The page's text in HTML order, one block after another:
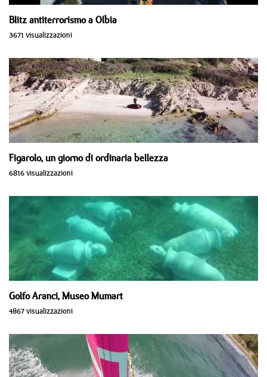
Blitz antiterrorismo a Olbia
3671 visualizzazioni
Figarolo, un giorno di ordinaria bellezza
6816 visualizzazioni
Golfo Aranci, Museo Mumart
4867 visualizzazioni